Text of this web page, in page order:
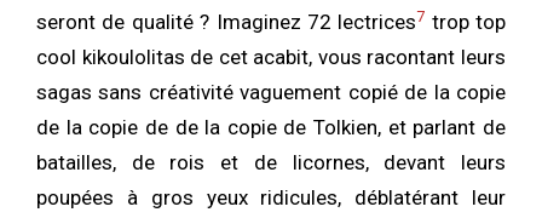
seront de qualité ? Imaginez 72 lectrices7 trop top
cool kikoulolitas de cet acabit, vous racontant leurs
sagas sans créativité vaguement copié de la copie
de la copie de de la copie de Tolkien, et parlant de
batailles, de rois et de licornes, devant leurs
poupées à gros yeux ridicules, déblatérant leur